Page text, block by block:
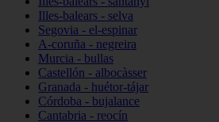
Illes-balears - selva
Segovia - el-espinar
A-coruña - negreira
Murcia - bullas
Castellón - albocàsser
Granada - huétor-tájar
Córdoba - bujalance
Cantabria - reocín